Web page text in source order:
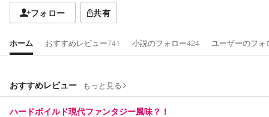
フォロー 共有
ホーム おすすめレビュー741 小説のフォロー424 ユーザーのフォ
おすすめレビュー もっと見る
ハードボイルド現代ファンタジー風味？！